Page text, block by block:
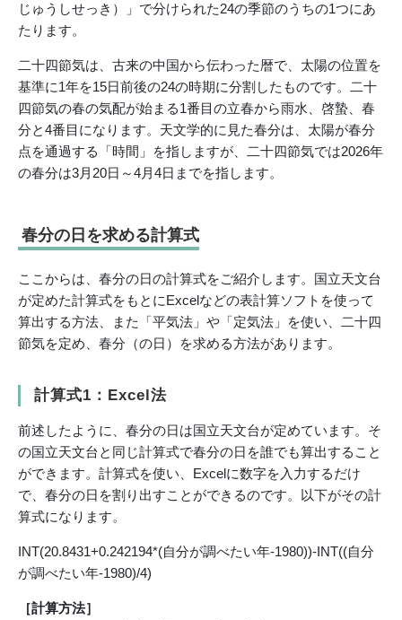
じゅうしせっき）」で分けられた24の季節のうちの1つにあ
たります。
二十四節気は、古来の中国から伝わった暦で、太陽の位置を
基準に1年を15日前後の24の時期に分割したものです。二十
四節気の春の気配が始まる1番目の立春から雨水、啓蟄、春
分と4番目になります。天文学的に見た春分は、太陽が春分
点を通過する「時間」を指しますが、二十四節気では2026年
の春分は3月20日～4月4日までを指します。
春分の日を求める計算式
ここからは、春分の日の計算式をご紹介します。国立天文台
が定めた計算式をもとにExcelなどの表計算ソフトを使って
算出する方法、また「平気法」や「定気法」を使い、二十四
節気を定め、春分（の日）を求める方法があります。
計算式1：Excel法
前述したように、春分の日は国立天文台が定めています。そ
の国立天文台と同じ計算式で春分の日を誰でも算出すること
ができます。計算式を使い、Excelに数字を入力するだけ
で、春分の日を割り出すことができるのです。以下がその計
算式になります。
INT(20.8431+0.242194*(自分が調べたい年-1980))-INT((自分
が調べたい年-1980)/4)
［計算方法］